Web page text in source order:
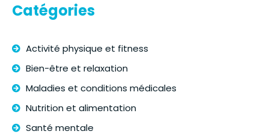
Catégories
Activité physique et fitness
Bien-être et relaxation
Maladies et conditions médicales
Nutrition et alimentation
Santé mentale